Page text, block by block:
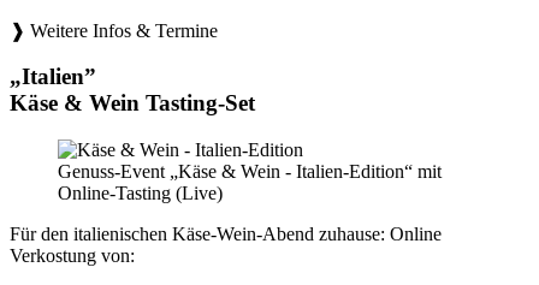
❱ Weitere Infos & Termine
„Italien”
Käse & Wein Tasting-Set
Genuss-Event „Käse & Wein - Italien-Edition“ mit
Online-Tasting (Live)
Für den italienischen Käse-Wein-Abend zuhause: Online
Verkostung von: